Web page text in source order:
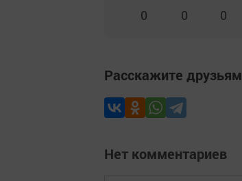
0 0 0
Расскажите друзьям
Нет комментариев